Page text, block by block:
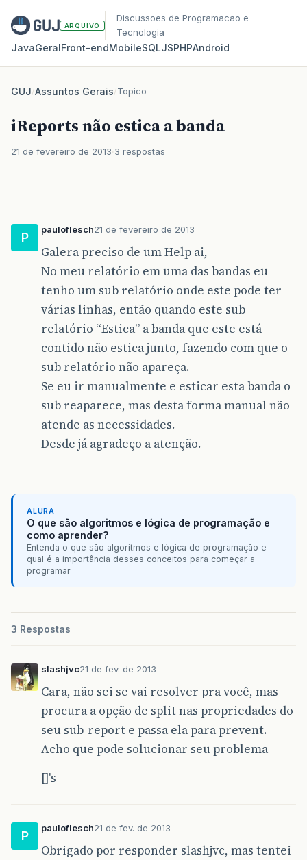
ARQUIVO
Discussoes de Programacao e
Tecnologia
JavaGeralFront‑endMobileSQLJSPHPAndroid
GUJ/Assuntos Gerais/Topico
iReports não estica a banda
21 de fevereiro de 2013 3 respostas
P
pauloflesch21 de fevereiro de 2013
Galera preciso de um Help ai,
No meu relatório em uma das bandas eu
tenho um sub relatório onde este pode ter
várias linhas, então quando este sub
relatório “Estica” a banda que este está
contido não estica junto, fazendo com que o
sub relatório não apareça.
Se eu ir manualmente e esticar esta banda o
sub reaparece, mas desta forma manual não
atende as necessidades.
Desde já agradeço a atenção.
ALURA
O que são algoritmos e lógica de programação e
como aprender?
Entenda o que são algoritmos e lógica de programação e
qual é a importância desses conceitos para começar a
programar
3 Respostas
slashjvc21 de fev. de 2013
Cara, não sei se vai resolver pra você, mas
procura a opção de split nas propriedades do
seu sub-report e passa ela para prevent.
Acho que pode solucionar seu problema
[]'s
P
pauloflesch21 de fev. de 2013
Obrigado por responder slashjvc, mas tentei